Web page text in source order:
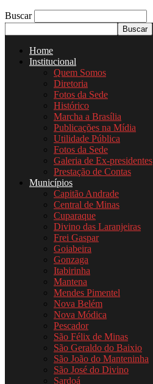
Buscar
Home
Institucional
Quem Somos
Diretoria
Fotos da Sede
Histórico
Marcha a Brasília
Publicações na Mídia
Utilidade Pública
Fotos da Sede
Galeria de Ex-presidentes
Prestação de Contas
Municípios
Capitão Andrade
Central de Minas
Cuparaque
Divino das Laranjeiras
Frei Gaspar
Goiabeira
Gonzaga
Itabirinha
Mantena
Mendes Pimentel
Nova Belém
Nova Módica
Pescador
São Félix de Minas
São Geraldo do Baixio
São João do Manteninha
São José do Divino
Sardoá